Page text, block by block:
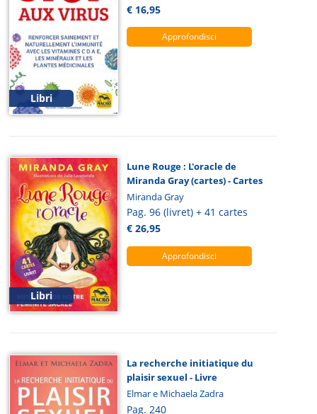
Libri
€ 16,95
Approfondisci
Libri
Lune Rouge : L'oracle de
Miranda Gray (cartes) - Cartes
Miranda Gray
Pag. 96 (livret) + 41 cartes
€ 26,95
Approfondisci
La recherche initiatique du
plaisir sexuel - Livre
Elmar e Michaela Zadra
Pag. 240